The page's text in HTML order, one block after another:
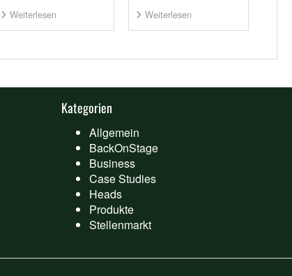
Weiterlesen Weiterlesen
Kategorien
Allgemein
BackOnStage
Business
Case Studies
Heads
Produkte
Stellenmarkt